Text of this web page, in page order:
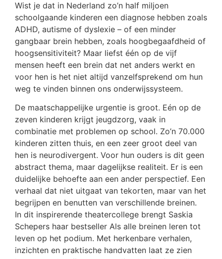
Wist je dat in Nederland zo’n half miljoen
schoolgaande kinderen een diagnose hebben zoals
ADHD, autisme of dyslexie – of een minder
gangbaar brein hebben, zoals hoogbegaafdheid of
hoogsensitiviteit? Maar liefst één op de vijf
mensen heeft een brein dat net anders werkt en
voor hen is het niet altijd vanzelfsprekend om hun
weg te vinden binnen ons onderwijssysteem.
De maatschappelijke urgentie is groot. Eén op de
zeven kinderen krijgt jeugdzorg, vaak in
combinatie met problemen op school. Zo’n 70.000
kinderen zitten thuis, en een zeer groot deel van
hen is neurodivergent. Voor hun ouders is dit geen
abstract thema, maar dagelijkse realiteit. Er is een
duidelijke behoefte aan een ander perspectief. Een
verhaal dat niet uitgaat van tekorten, maar van het
begrijpen en benutten van verschillende breinen.
In dit inspirerende theatercollege brengt Saskia
Schepers haar bestseller Als alle breinen leren tot
leven op het podium. Met herkenbare verhalen,
inzichten en praktische handvatten laat ze zien